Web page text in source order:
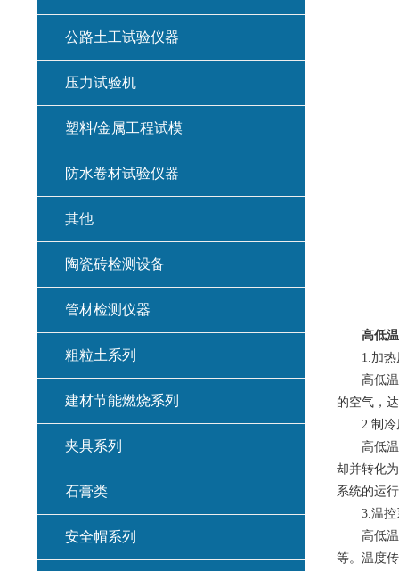
高低
1.加热
高低温试
的空气，
2.制冷
高低温试
却并转化
系统的运
3.温控
高低温试
等。温度
公路土工试验仪器
压力试验机
塑料/金属工程试模
防水卷材试验仪器
其他
陶瓷砖检测设备
管材检测仪器
粗粒土系列
建材节能燃烧系列
夹具系列
石膏类
安全帽系列